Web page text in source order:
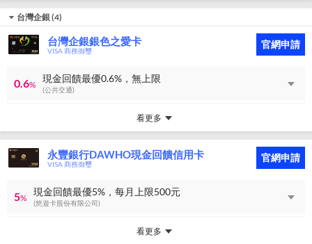
台灣企銀(4)
台灣企銀銀色之愛卡
VISA 商務御璽
官網申請
0.6%
現金回饋最優0.6%，無上限
(公共交通)
看更多
永豐銀行DAWHO現金回饋信用卡
VISA 商務御璽
官網申請
5%
現金回饋最優5%，每月上限500元
(悠遊卡股份有限公司)
看更多